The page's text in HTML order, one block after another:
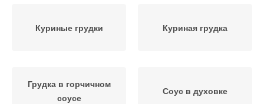
Куриные грудки Куриная грудка
Грудка в горчичном
соусе
Соус в духовке